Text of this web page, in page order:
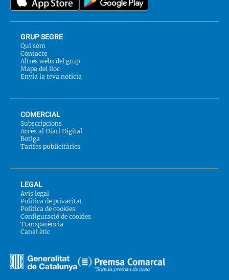
GRUP SEGRE
Qui som
Contacte
Altres webs del grup
Mapa del lloc
Envia la teva notícia
COMERCIAL
Subscripcions
Accés al Diari Digital
Botiga
Tarifes publicitàries
LEGAL
Avís legal
Política de privacitat
Política de cookies
Configuració de cookies
Transparència
Canal ètic